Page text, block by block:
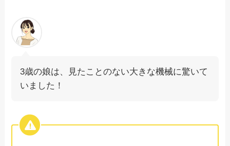
3歳の娘は、見たことのない大きな機械に驚いて
いました！